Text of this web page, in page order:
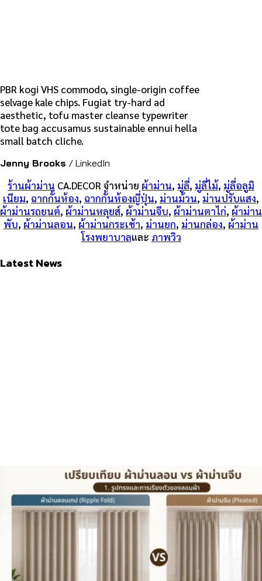
PBR kogi VHS commodo, single-origin coffee
selvage kale chips. Fugiat try-hard ad
aesthetic, tofu master cleanse typewriter
tote bag accusamus sustainable ennui hella
small batch cliche.
Jenny Brooks / LinkedIn
ร้านผ้าม่าน CA.DECOR จำหน่าย ผ้าม่าน, มู่ลี่, มู่ลี่ไม้, มู่ลี่อลูมิ
เนียม, ฉากกั้นห้อง, ฉากกั้นห้องญี่ปุ่น, ม่านม้วน, ม่านปรับแสง,
ผ้าม่านรถยนต์, ผ้าม่านหลุยส์, ผ้าม่านจีบ, ผ้าม่านตาไก่, ผ้าม่าน
พับ, ผ้าม่านลอน, ผ้าม่านกระเช้า, ม่านยก, ม่านกล่อง, ผ้าม่าน
โรงพยาบาลและ ภาพวิว
Latest News